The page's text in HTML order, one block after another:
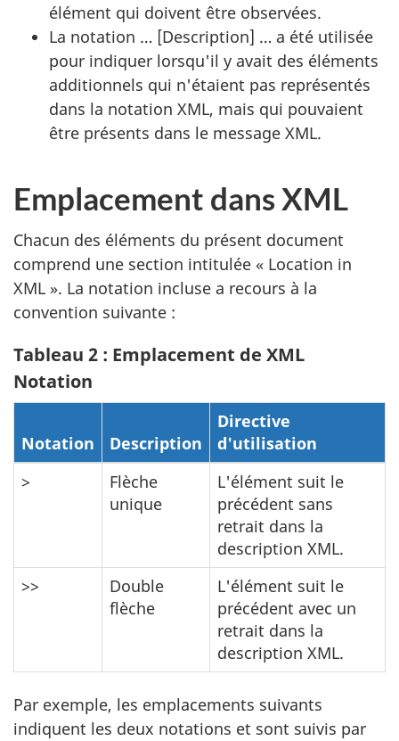
élément qui doivent être observées.
La notation … [Description] … a été utilisée
pour indiquer lorsqu'il y avait des éléments
additionnels qui n'étaient pas représentés
dans la notation XML, mais qui pouvaient
être présents dans le message XML.
Emplacement dans XML
Chacun des éléments du présent document
comprend une section intitulée « Location in
XML ». La notation incluse a recours à la
convention suivante :
Tableau 2 : Emplacement de XML
Notation
Notation Description
Directive
d'utilisation
>
Flèche
unique
L'élément suit le
précédent sans
retrait dans la
description XML.
>>
Double
flèche
L'élément suit le
précédent avec un
retrait dans la
description XML.
Par exemple, les emplacements suivants
indiquent les deux notations et sont suivis par